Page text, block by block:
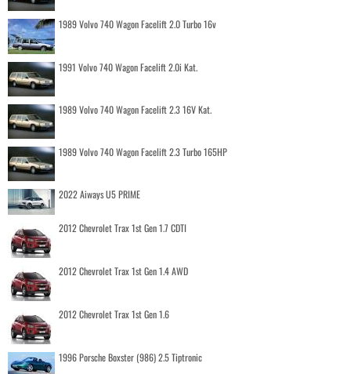
1989 Volvo 740 Wagon Facelift 2.0 Turbo 16v
1991 Volvo 740 Wagon Facelift 2.0i Kat.
1989 Volvo 740 Wagon Facelift 2.3 16V Kat.
1989 Volvo 740 Wagon Facelift 2.3 Turbo 165HP
2022 Aiways U5 PRIME
2012 Chevrolet Trax 1st Gen 1.7 CDTI
2012 Chevrolet Trax 1st Gen 1.4 AWD
2012 Chevrolet Trax 1st Gen 1.6
1996 Porsche Boxster (986) 2.5 Tiptronic